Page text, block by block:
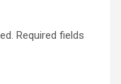
Required fields